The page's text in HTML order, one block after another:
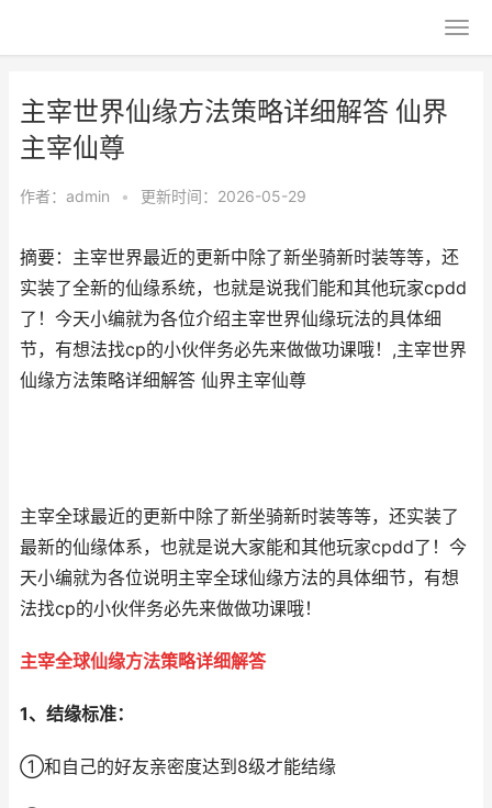
主宰世界仙缘方法策略详细解答​​ 仙界
主宰仙尊
作者： admin • 更新时间：2026-05-29
摘要：主宰世界最近的更新中除了新坐骑新时装等等，还
实装了全新的仙缘系统，也就是说我们能和其他玩家cpdd
了！今天小编就为各位介绍主宰世界仙缘玩法的具体细
节，有想法找cp的小伙伴务必先来做做功课哦！,主宰世界
仙缘方法策略详细解答​​ 仙界主宰仙尊
主宰全球最近的更新中除了新坐骑新时装等等，还实装了
最新的仙缘体系，也就是说大家能和其他玩家cpdd了！今
天小编就为各位说明主宰全球仙缘方法的具体细节，有想
法找cp的小伙伴务必先来做做功课哦！
主宰全球仙缘方法策略详细解答
1、结缘标准：
①和自己的好友亲密度达到8级才能结缘